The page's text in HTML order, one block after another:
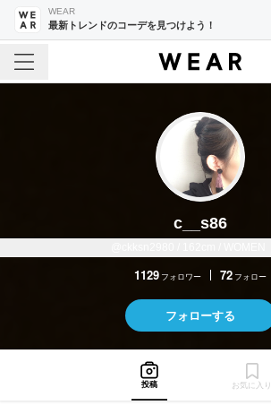
WEAR
最新トレンドのコーデを見つけよう！
c__s86
1129 フォロワー 72 フォロー
フォローする
投稿 お気に入り